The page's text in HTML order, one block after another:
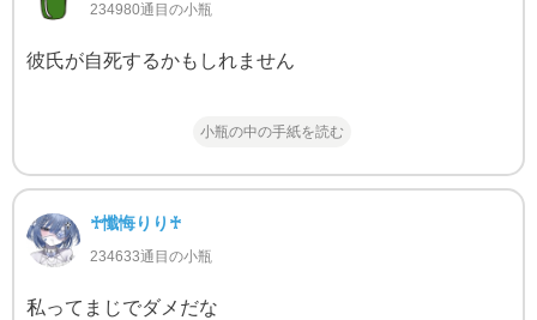
234980通目の小瓶
彼氏が自死するかもしれません
小瓶の中の手紙を読む
♰懺悔りり♰
234633通目の小瓶
私ってまじでダメだな